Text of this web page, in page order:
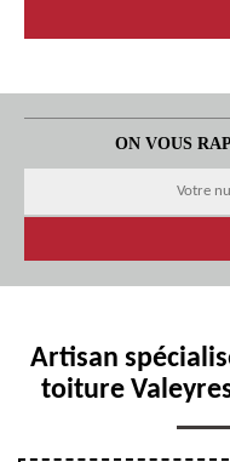
ON VOUS
Artisan
toiture